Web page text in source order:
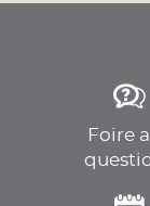
Foire